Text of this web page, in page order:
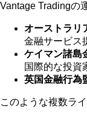
Vantage Tradingの
オーストラリ
金融サービス
ケイマン諸島
国際的な投資
英国金融行為
このような複数ラ